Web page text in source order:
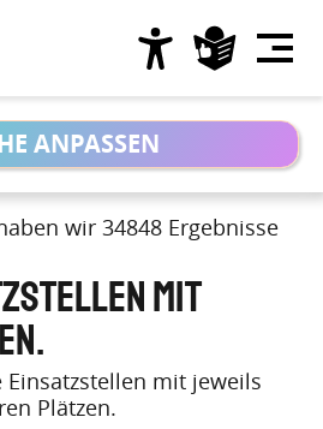
wir 34848 Ergebnisse
mit
Einsatzstellen mit jeweils
Plätzen.